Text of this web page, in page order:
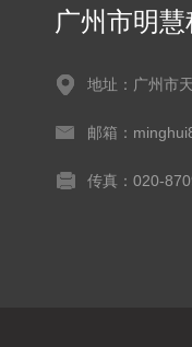
广州市明
地址：广州市
邮箱：
传真：020-